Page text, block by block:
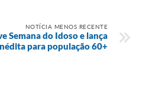
NOTÍCIA MENOS RECENTE
Semana do Idoso e lança
para população 60+